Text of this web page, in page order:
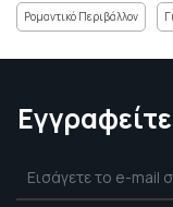
Ρομαντικό Περιβάλλον